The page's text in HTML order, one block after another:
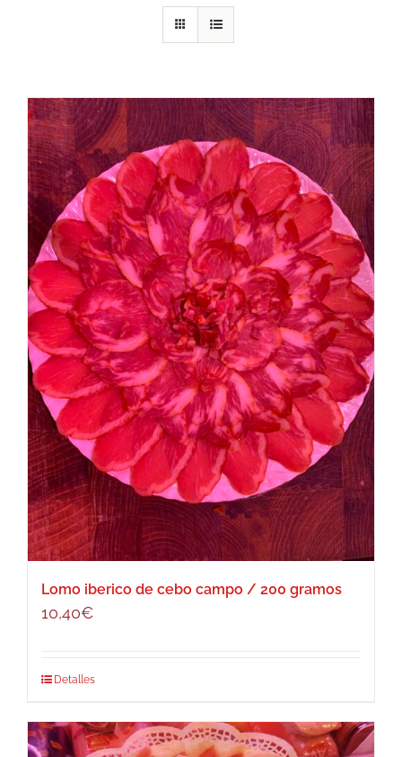
Lomo iberico de cebo campo / 200 gramos
10,40€
Detalles